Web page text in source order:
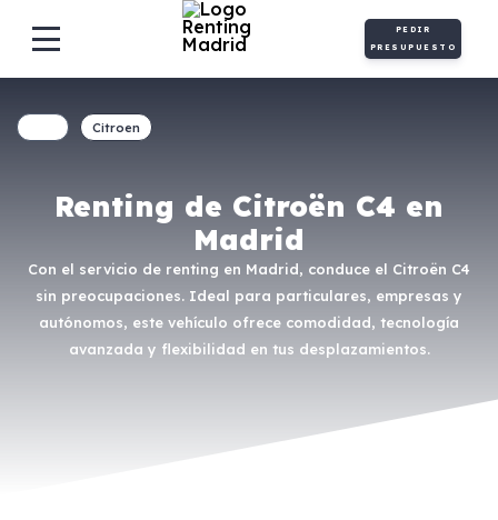
PEDIR
PRESUPUESTO
Renting de Citroën C4 en
Madrid
Con el servicio de renting en Madrid, conduce el Citroën C4
sin preocupaciones. Ideal para particulares, empresas y
autónomos, este vehículo ofrece comodidad, tecnología
avanzada y flexibilidad en tus desplazamientos.
Citroen